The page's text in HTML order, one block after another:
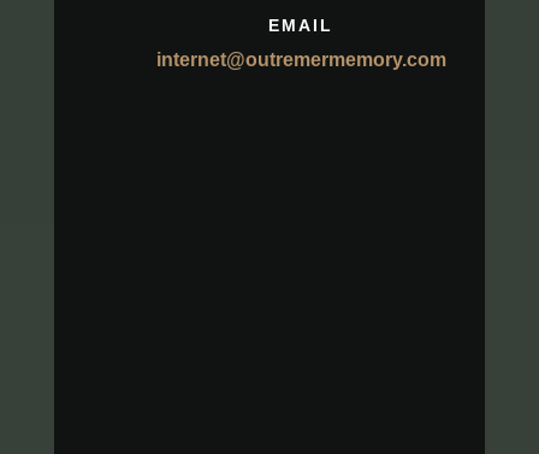
EMAIL
internet@outremermemory.com